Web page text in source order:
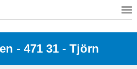
- Skärhamn/Tjörn
- 471 31 - Tjörn